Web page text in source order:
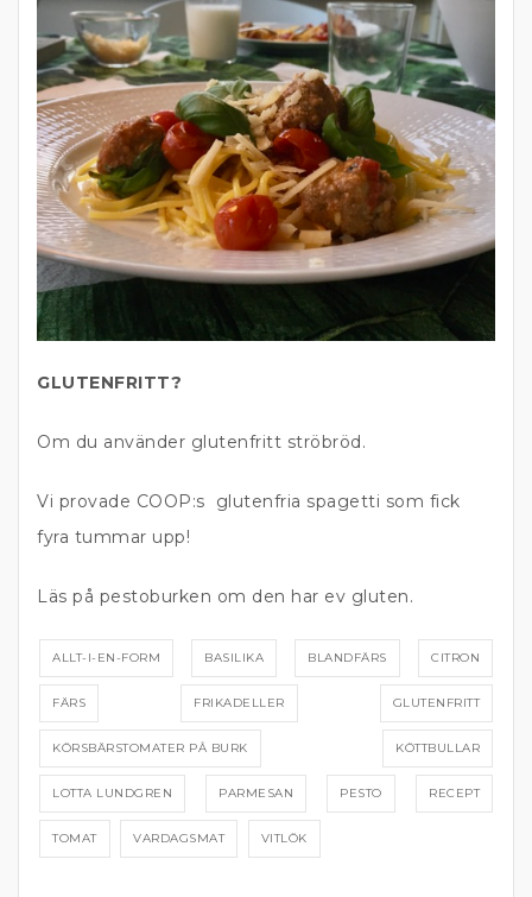
GLUTENFRITT?
Om du använder glutenfritt ströbröd.
Vi provade COOP:s glutenfria spagetti som fick
fyra tummar upp!
Läs på pestoburken om den har ev gluten.
ALLT-I-EN-FORM BASILIKA BLANDFÄRS CITRON
FÄRS FRIKADELLER GLUTENFRITT
KÖRSBÄRSTOMATER PÅ BURK KÖTTBULLAR
LOTTA LUNDGREN PARMESAN PESTO RECEPT
TOMAT VARDAGSMAT VITLÖK